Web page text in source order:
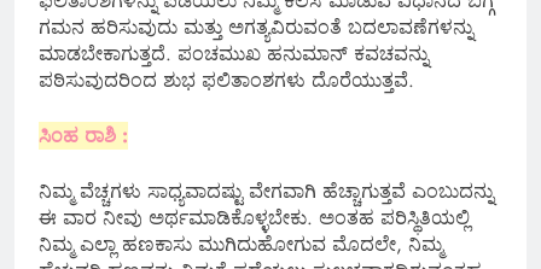
ಗಮನ ಹರಿಸುವುದು ಮತ್ತು ಅಗತ್ಯವಿರುವಂತೆ ಬದಲಾವಣೆಗಳನ್ನು
ಮಾಡಬೇಕಾಗುತ್ತದೆ. ಪಂಚಮುಖ ಹನುಮಾನ್ ಕವಚವನ್ನು
ಪಠಿಸುವುದರಿಂದ ಶುಭ ಫಲಿತಾಂಶಗಳು ದೊರೆಯುತ್ತವೆ.
ಸಿಂಹ ರಾಶಿ :
ನಿಮ್ಮ ವೆಚ್ಚಗಳು ಸಾಧ್ಯವಾದಷ್ಟು ವೇಗವಾಗಿ ಹೆಚ್ಚಾಗುತ್ತವೆ ಎಂಬುದನ್ನು
ಈ ವಾರ ನೀವು ಅರ್ಥಮಾಡಿಕೊಳ್ಳಬೇಕು. ಅಂತಹ ಪರಿಸ್ಥಿತಿಯಲ್ಲಿ
ನಿಮ್ಮ ಎಲ್ಲಾ ಹಣಕಾಸು ಮುಗಿದುಹೋಗುವ ಮೊದಲೇ, ನಿಮ್ಮ